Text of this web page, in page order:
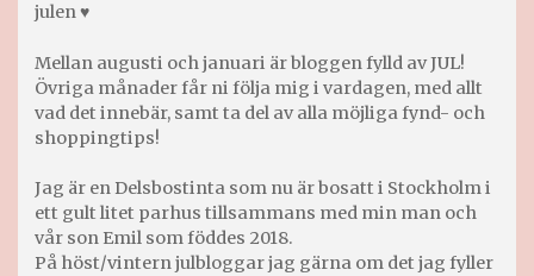
julen ♥
Mellan augusti och januari är bloggen fylld av JUL!
Övriga månader får ni följa mig i vardagen, med allt
vad det innebär, samt ta del av alla möjliga fynd- och
shoppingtips!
Jag är en Delsbostinta som nu är bosatt i Stockholm i
ett gult litet parhus tillsammans med min man och
vår son Emil som föddes 2018.
På höst/vintern julbloggar jag gärna om det jag fyller